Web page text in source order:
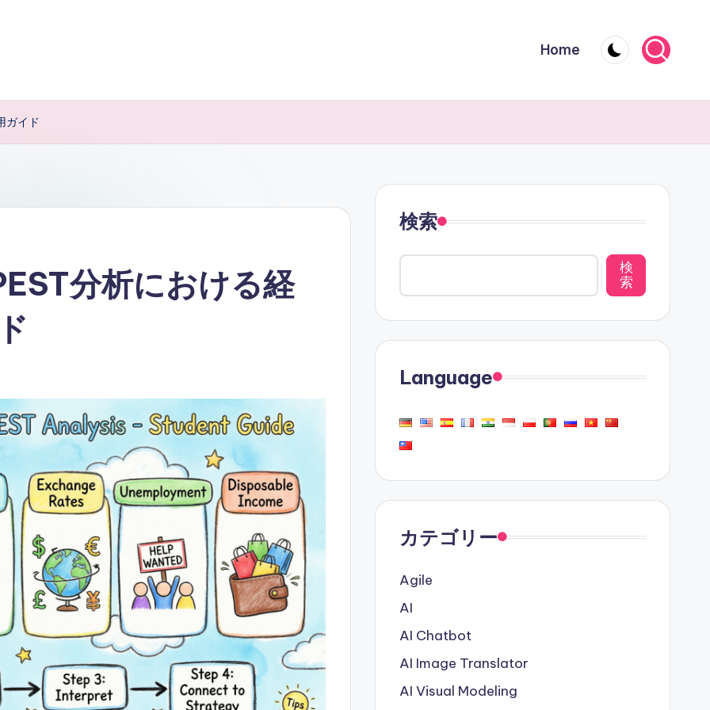
Home
ガイド
分析における経
検索
検
索
Language
カテゴリー
Agile
AI
AI Chatbot
AI Image Translator
AI Visual Modeling